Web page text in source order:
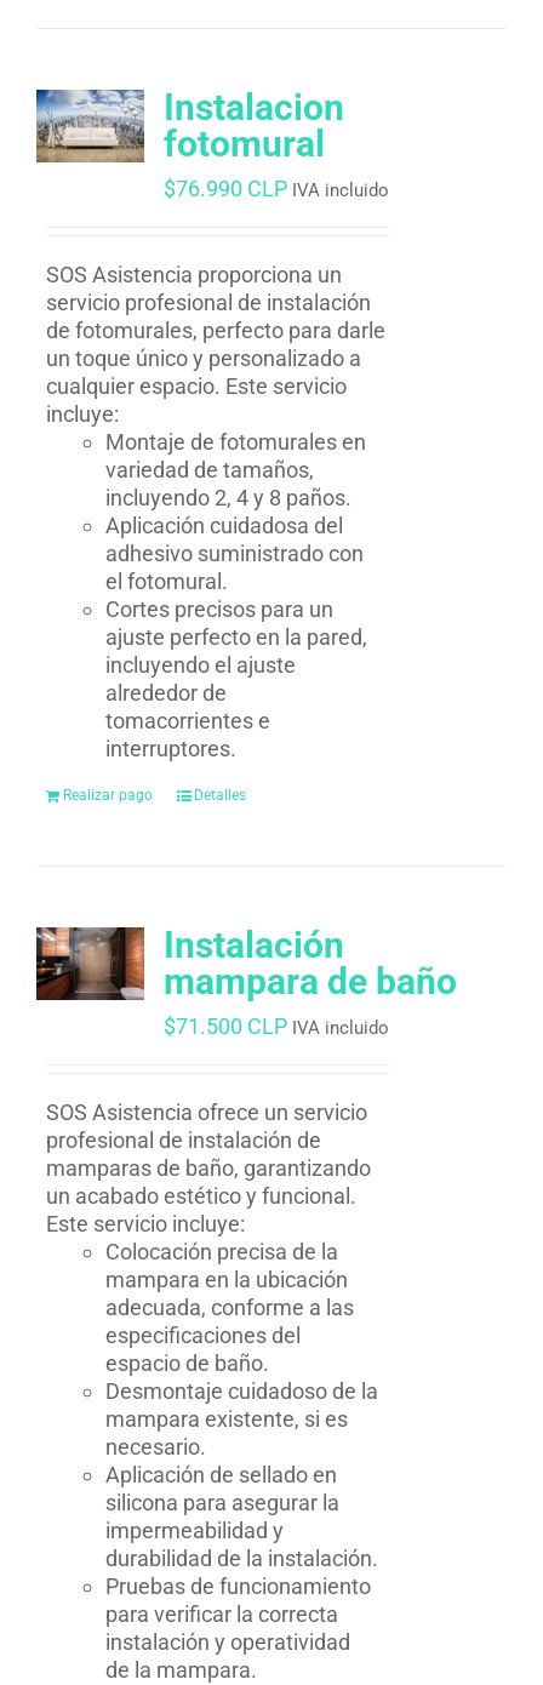
Instalacion
fotomural
$76.990 CLP IVA incluido
SOS Asistencia proporciona un
servicio profesional de instalación
de fotomurales, perfecto para darle
un toque único y personalizado a
cualquier espacio. Este servicio
incluye:
Montaje de fotomurales en
variedad de tamaños,
incluyendo 2, 4 y 8 paños.
Aplicación cuidadosa del
adhesivo suministrado con
el fotomural.
Cortes precisos para un
ajuste perfecto en la pared,
incluyendo el ajuste
alrededor de
tomacorrientes e
interruptores.
Realizar pago Detalles
Instalación
mampara de baño
$71.500 CLP IVA incluido
SOS Asistencia ofrece un servicio
profesional de instalación de
mamparas de baño, garantizando
un acabado estético y funcional.
Este servicio incluye:
Colocación precisa de la
mampara en la ubicación
adecuada, conforme a las
especificaciones del
espacio de baño.
Desmontaje cuidadoso de la
mampara existente, si es
necesario.
Aplicación de sellado en
silicona para asegurar la
impermeabilidad y
durabilidad de la instalación.
Pruebas de funcionamiento
para verificar la correcta
instalación y operatividad
de la mampara.